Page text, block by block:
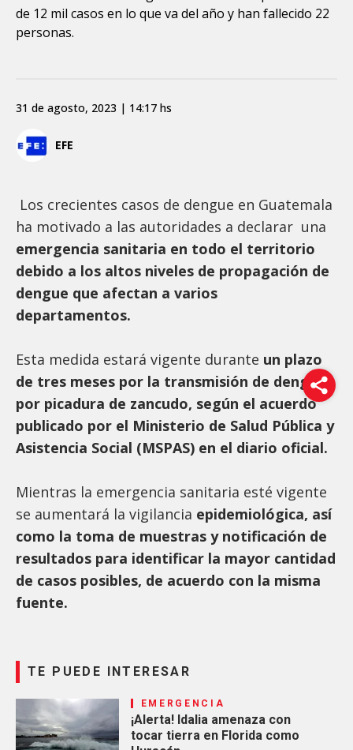
de 12 mil casos en lo que va del año y han fallecido 22
personas.
EFE
31 de agosto, 2023 | 14:17 hs
Los crecientes casos de dengue en Guatemala
ha motivado a las autoridades a declarar una
emergencia sanitaria en todo el territorio
debido a los altos niveles de propagación de
dengue que afectan a varios
departamentos.
Esta medida estará vigente durante un plazo
de tres meses por la transmisión de dengue
por picadura de zancudo, según el acuerdo
publicado por el Ministerio de Salud Pública y
Asistencia Social (MSPAS) en el diario oficial.
Mientras la emergencia sanitaria esté vigente
se aumentará la vigilancia epidemiológica, así
como la toma de muestras y notificación de
resultados para identificar la mayor cantidad
de casos posibles, de acuerdo con la misma
fuente.
TE PUEDE INTERESAR
EMERGENCIA
¡Alerta! Idalia amenaza con
tocar tierra en Florida como